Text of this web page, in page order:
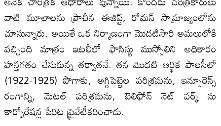
వాటి మూలాలను ప్రాచీన ఈజిప్ట్, రోమన్ సామ్రాజ్యంలోను
చూస్తున్నారు. అయితే ఒక నిర్మాణంగా మొదటిసారి అమలులోకి
వచ్చింది మాత్రం ఇటలీలో ఫాసిస్టు ముస్సోలిని అధికారం
హస్తగతం చేసుకున్న తర్వాతనే. తన మొదటి ఆర్థిక పాలసీలో
(1922-1925) పొగాకు, అగ్గిపెట్టెల పరిశ్రమను, ఇన్సూరెన్స్
రంగాన్ని, మెటల్ పరిశ్రమను, టెలిఫోన్ నెట్ వర్క్ ను
కార్పోరేషన్ల పేరిట ప్రైవేటీకరించాడు.